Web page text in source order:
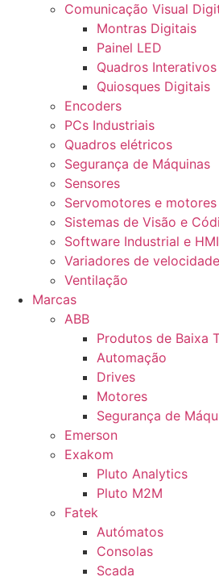
Comunicação Visual
Montras Digitais
Painel LED
Quadros
Quiosques Digitais
Encoders
PCs Industriais
Quadros elétricos
Segurança de Máquinas
Sensores
Servomotores e
Sistemas de Visão e
Software Industrial e HMI
Variadores de velocidade
Ventilação
Marcas
ABB
Produtos de Baixa
Automação
Drives
Motores
Segurança de
Emerson
Exakom
Pluto Analytics
Pluto M2M
Fatek
Autómatos
Consolas
Scada